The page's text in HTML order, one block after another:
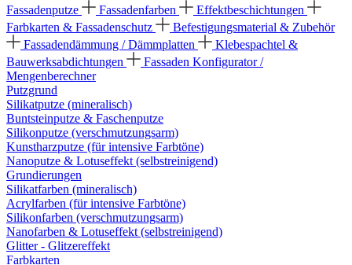
Fassadenputze
Fassadenfarben
Effektbeschichtungen
Farbkarten & Fassadenschutz
Befestigungsmaterial & Zubehör
Fassadendämmung / Dämmplatten
Klebespachtel &
Bauwerksabdichtungen
Fassaden Konfigurator /
Mengenberechner
Putzgrund
Silikatputze (mineralisch)
Buntsteinputze & Faschenputze
Silikonputze (verschmutzungsarm)
Kunstharzputze (für intensive Farbtöne)
Nanoputze & Lotuseffekt (selbstreinigend)
Grundierungen
Silikatfarben (mineralisch)
Acrylfarben (für intensive Farbtöne)
Silikonfarben (verschmutzungsarm)
Nanofarben & Lotuseffekt (selbstreinigend)
Glitter - Glitzereffekt
Farbkarten